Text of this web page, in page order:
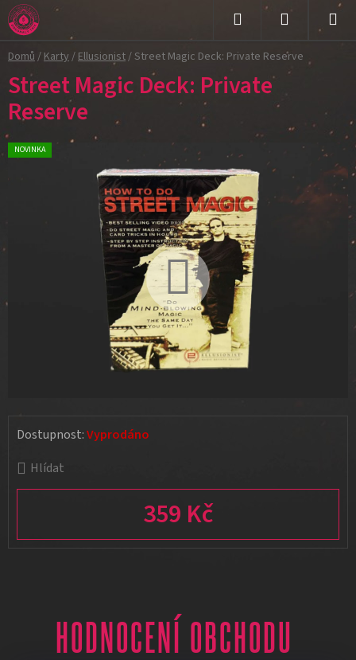
Přejít
na
NÁKUPNÍ
KOŠÍK
Domů/Karty/Ellusionist/ Street Magic Deck: Private Reserve
Hlídat
359 Kč
Měrná cena:
Dostupnost:Vyprodáno
Street Magic Deck: Private
Reserve
NOVINKA
HODNOCENÍ OBCHODU